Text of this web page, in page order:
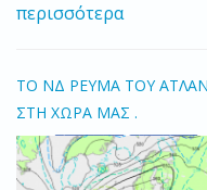
περισσότερα
ΤΟ ΝΔ ΡΕΥΜΑ ΤΟΥ
ΣΤΗ ΧΩΡΑ ΜΑΣ .